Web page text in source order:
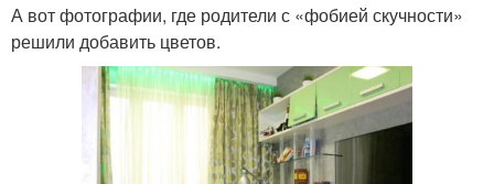
А вот фотографии, где родители с «фобией скучности»
решили добавить цветов.